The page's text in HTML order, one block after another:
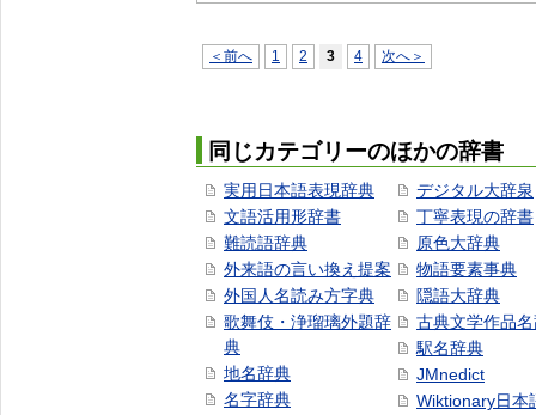
＜前へ 1 2 3 4 次へ＞
同じカテゴリーのほかの辞書
実用日本語表現辞典
文語活用形辞書
難読語辞典
外来語の言い換え提案
外国人名読み方字典
歌舞伎・浄瑠璃外題辞
典
地名辞典
名字辞典
デジタル大辞泉
丁寧表現の辞書
原色大辞典
物語要素事典
隠語大辞典
古典文学作品
駅名辞典
JMnedict
Wiktionary日本